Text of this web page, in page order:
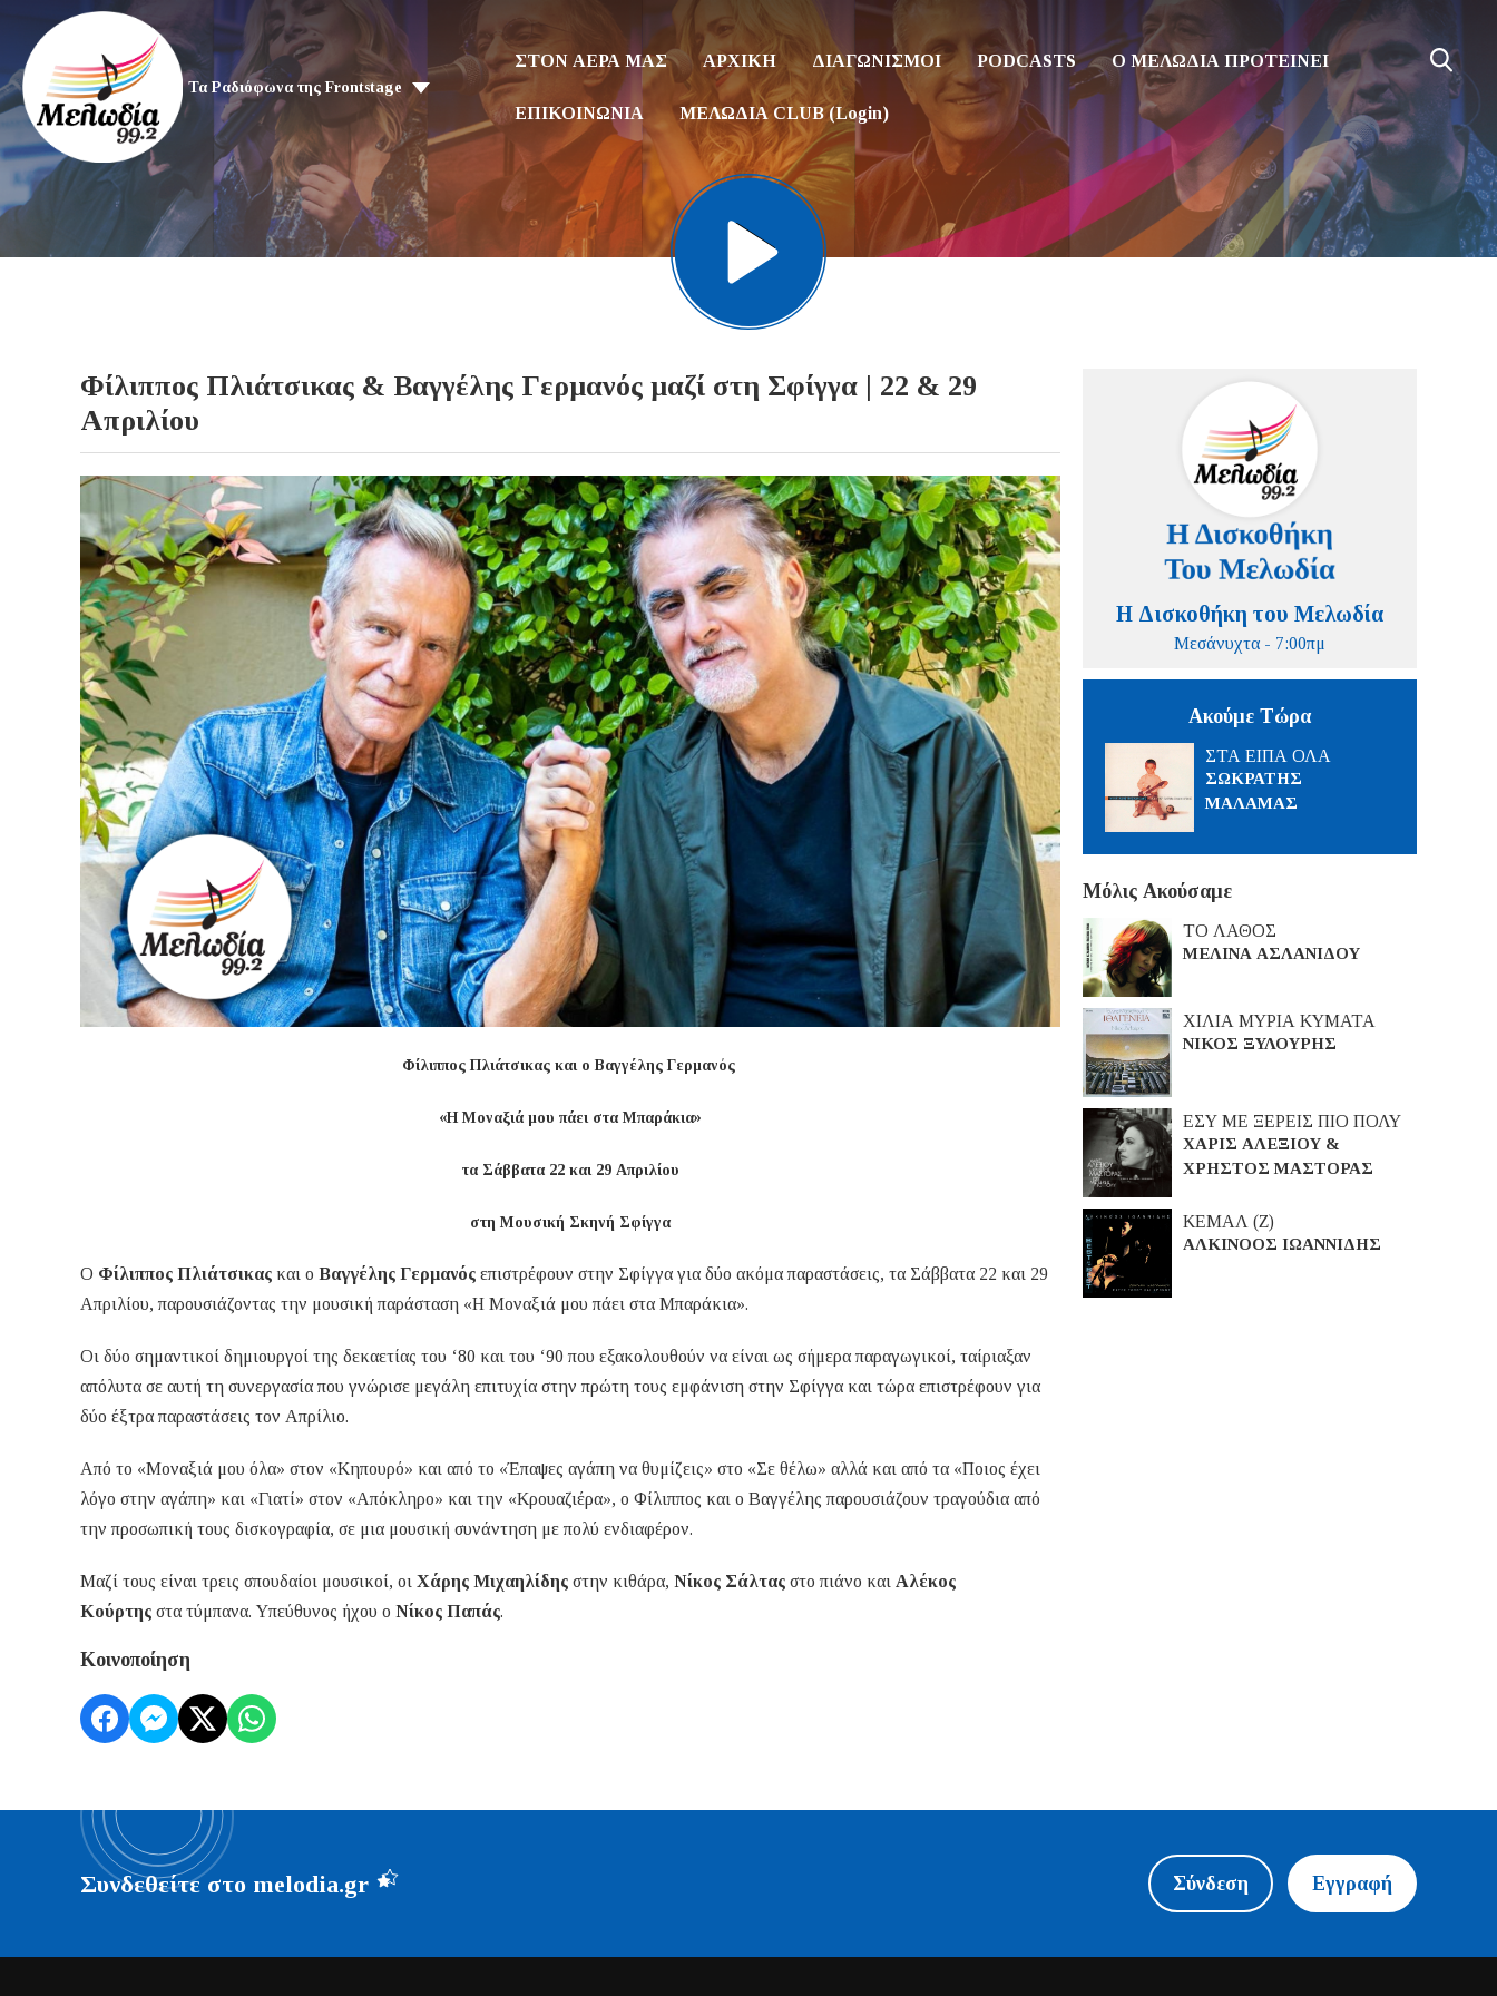
Τα Ραδιόφωνα της Frontstage
ΣΤΟΝ ΑΕΡΑ ΜΑΣ ΑΡΧΙΚΗ ΔΙΑΓΩΝΙΣΜΟΙ PODCASTS Ο ΜΕΛΩΔΙΑ ΠΡΟΤΕΙΝΕΙ
ΕΠΙΚΟΙΝΩΝΙΑ ΜΕΛΩΔΙΑ CLUB (Login)
Φίλιππος Πλιάτσικας & Βαγγέλης Γερμανός μαζί στη Σφίγγα | 22 & 29
Απριλίου
Φίλιππος Πλιάτσικας και ο Βαγγέλης Γερμανός
«Η Μοναξιά μου πάει στα Μπαράκια»
τα Σάββατα 22 και 29 Απριλίου
στη Μουσική Σκηνή Σφίγγα
Ο Φίλιππος Πλιάτσικας και ο Βαγγέλης Γερμανός επιστρέφουν στην Σφίγγα για δύο ακόμα παραστάσεις, τα Σάββατα 22 και 29
Απριλίου, παρουσιάζοντας την μουσική παράσταση «Η Μοναξιά μου πάει στα Μπαράκια».
Οι δύο σημαντικοί δημιουργοί της δεκαετίας του ‘80 και του ‘90 που εξακολουθούν να είναι ως σήμερα παραγωγικοί, ταίριαξαν
απόλυτα σε αυτή τη συνεργασία που γνώρισε μεγάλη επιτυχία στην πρώτη τους εμφάνιση στην Σφίγγα και τώρα επιστρέφουν για
δύο έξτρα παραστάσεις τον Απρίλιο.
Από το «Μοναξιά μου όλα» στον «Κηπουρό» και από το «Έπαψες αγάπη να θυμίζεις» στο «Σε θέλω» αλλά και από τα «Ποιος έχει
λόγο στην αγάπη» και «Γιατί» στον «Απόκληρο» και την «Κρουαζιέρα», ο Φίλιππος και ο Βαγγέλης παρουσιάζουν τραγούδια από
την προσωπική τους δισκογραφία, σε μια μουσική συνάντηση με πολύ ενδιαφέρον.
Μαζί τους είναι τρεις σπουδαίοι μουσικοί, οι Χάρης Μιχαηλίδης στην κιθάρα, Νίκος Σάλτας στο πιάνο και Αλέκος
Κούρτης στα τύμπανα. Υπεύθυνος ήχου ο Νίκος Παπάς.
Κοινοποίηση
Η Δισκοθήκη του Μελωδία
Μεσάνυχτα - 7:00πμ
Ακούμε Τώρα
ΣΤΑ ΕΙΠΑ ΟΛΑ
ΣΩΚΡΑΤΗΣ
ΜΑΛΑΜΑΣ
Μόλις Ακούσαμε
ΤΟ ΛΑΘΟΣ
ΜΕΛΙΝΑ ΑΣΛΑΝΙΔΟΥ
ΧΙΛΙΑ ΜΥΡΙΑ ΚΥΜΑΤΑ
ΝΙΚΟΣ ΞΥΛΟΥΡΗΣ
ΕΣΥ ΜΕ ΞΕΡΕΙΣ ΠΙΟ ΠΟΛΥ
ΧΑΡΙΣ ΑΛΕΞΙΟΥ &
ΧΡΗΣΤΟΣ ΜΑΣΤΟΡΑΣ
ΚΕΜΑΛ (Ζ)
ΑΛΚΙΝΟΟΣ ΙΩΑΝΝΙΔΗΣ
Συνδεθείτε στο melodia.gr Σύνδεση Εγγραφή